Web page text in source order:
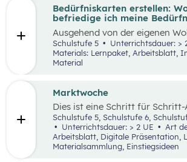
Bedürfniskarten erstellen:
befriedige ich meine
Ausgehend von der eigenen
Schulortgemeinde sollen die
Umgebung analysieren und
Bedürfniskarte (mit Scribble
befriedige ich meine
Bedürfnisbefriedigung durch
Schulstufe 5 Unterrichtsdauer: >
Materials: Lernpaket, Arbeitsblatt,
Material
Schüler:innen an das Thema
werden.
Marktwoche
Dies ist eine Schritt für
Lehrer:innen, die mit
Verkaufserlebnis organisieren
Einstieg(Was haben
überZiele setzen bis hin zum
Thinking-Prozess
Preis
Unterrichtsdauer: > 2 UE
Arbeitsblatt, Digitale Präsentation,
Materialsammlung, Einstiegsideen